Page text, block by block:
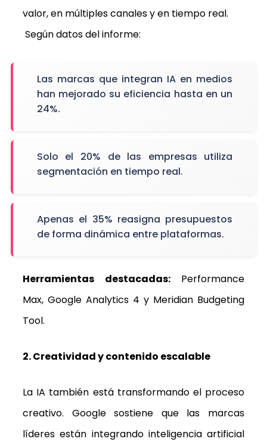
valor, en múltiples canales y en tiempo real.
Según datos del informe:
Las marcas que integran IA en medios
han mejorado su eficiencia hasta en un
24%.
Solo el 20% de las empresas utiliza
segmentación en tiempo real.
Apenas el 35% reasigna presupuestos
de forma dinámica entre plataformas.
Herramientas destacadas:
Performance
Max, Google Analytics 4 y Meridian Budgeting
Tool.
2. Creatividad y contenido escalable
La IA también está transformando el proceso
creativo. Google sostiene que las marcas
líderes están integrando inteligencia artificial